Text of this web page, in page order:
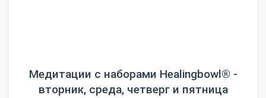
Медитации с наборами Healingbowl® -
вторник, среда, четверг и пятница